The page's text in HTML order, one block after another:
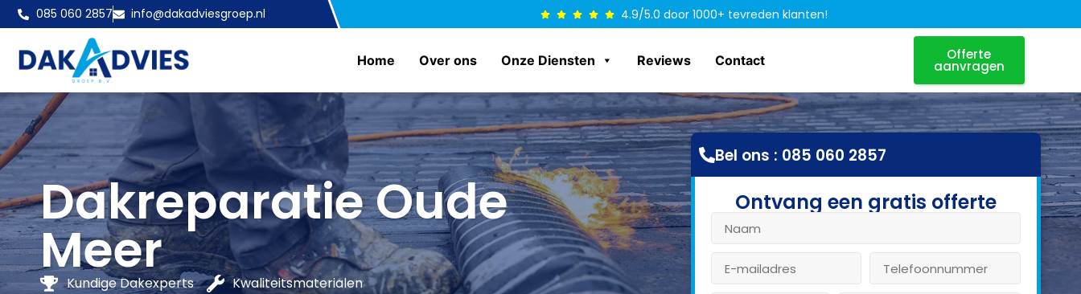
085 060 2857 info@dakadviesgroep.nl 4.9/5.0 door 1000+ tevreden klanten!
Home Over ons Onze Diensten Reviews Contact Offerte
aanvragen
Dakreparatie Oude
Meer
Kundige Dakexperts
Kwaliteitsmaterialen
Bel ons : 085 060 2857
Ontvang een gratis offerte